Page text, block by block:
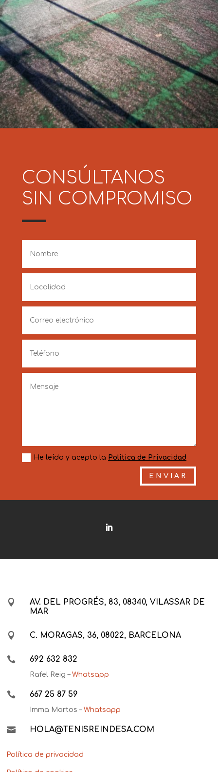
CONSÚLTANOS
SIN COMPROMISO
He leído y acepto la Política de Privacidad
ENVIAR

AV. DEL PROGRÉS, 83, 08340, VILASSAR DE
MAR
 C. MORAGAS, 36, 08022, BARCELONA
 692 632 832
Rafel Reig – Whatsapp
 667 25 87 59
Imma Martos – Whatsapp
 HOLA@TENISREINDESA.COM
Política de privacidad